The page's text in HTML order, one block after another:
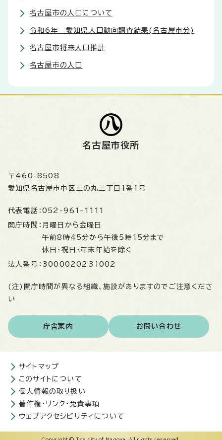
名古屋市の人口について
令和6年 愛知県人口動向調査結果(名古屋市分)
名古屋市将来人口推計
名古屋市の人口
名古屋市役所
〒460-8508
愛知県名古屋市中区三の丸三丁目1番1号
代表電話： 052-961-1111
開庁時間： 月曜日から金曜日
午前8時45分から午後5時15分まで
休日・祝日・年末年始を除く
法人番号： 3000020231002
(注)開庁時間が異なる組織、施設がありますのでご注意くださ
い
庁舎案内 お問い合わせ
サイトマップ
このサイトについて
個人情報の取り扱い
著作権・リンク・免責事項
ウェブアクセシビリティについて